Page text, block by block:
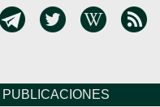
PUBLICACIONES